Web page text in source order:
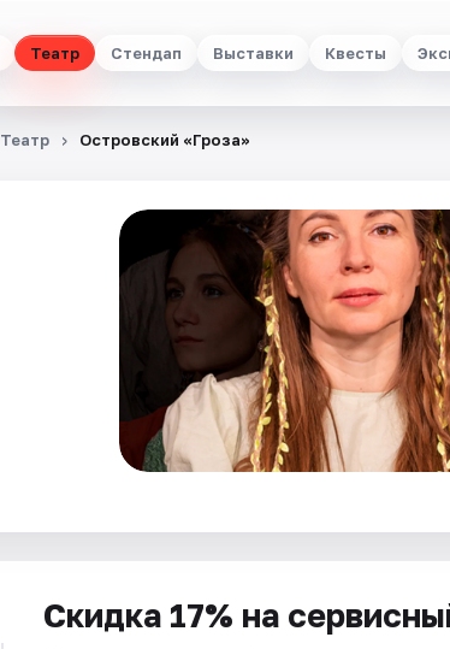
Театр Стендап Выставки Квесты
Театр Островский «Гроза»
Скидка 17% на